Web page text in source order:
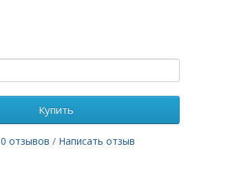
Купить
0 отзывов / Написать отзыв